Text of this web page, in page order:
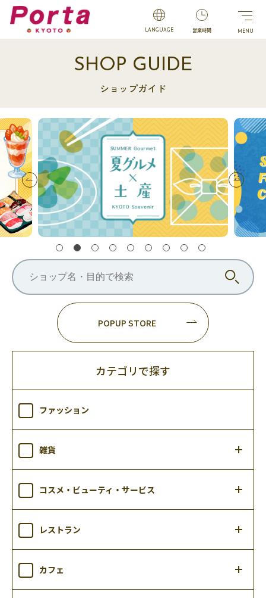
LANGUAGE 営業時間
SHOP GUIDE
ショップガイド
POPUP STORE
カテゴリで探す
ファッション
雑貨
コスメ・ビューティ・サービス
レストラン
カフェ